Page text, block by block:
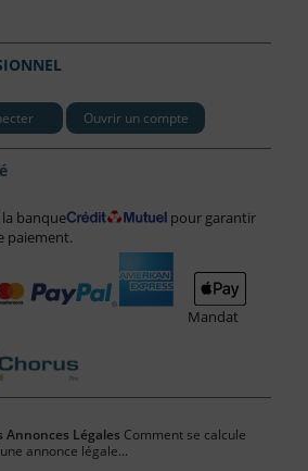
Ouvrir un compte
banque
pour garantir
paiement.
Mandat
Annonces Légales Comment se calcule
annonce légale...